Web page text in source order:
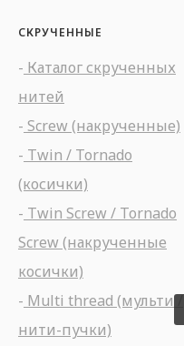
СКРУЧЕННЫЕ
- Каталог скрученных
нитей
- Screw (накрученные)
- Twin / Tornado
(косички)
- Twin Screw / Tornado
Screw (накрученные
косички)
- Multi thread (мульти /
нити-пучки)